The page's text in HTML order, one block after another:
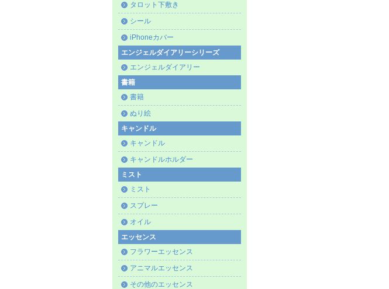
タロット下敷き
シール
iPhoneカバー
エンジェルダイアリーシリーズ
エンジェルダイアリー
書籍
書籍
ぬり絵
キャンドル
キャンドル
キャンドルホルダー
ミスト
ミスト
スプレー
オイル
エッセンス
フラワーエッセンス
アニマルエッセンス
その他のエッセンス